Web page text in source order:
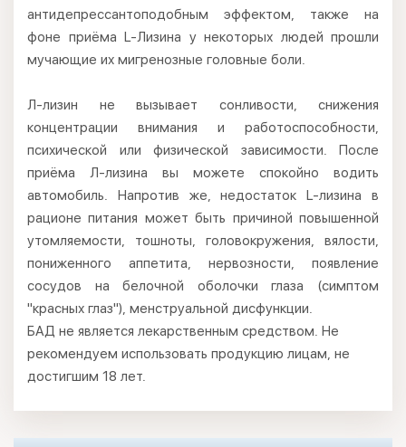
антидепрессантоподобным эффектом, также на
фоне приёма L-Лизина у некоторых людей прошли
мучающие их мигренозные головные боли.
Л-лизин не вызывает сонливости, снижения
концентрации внимания и работоспособности,
психической или физической зависимости. После
приёма Л-лизина вы можете спокойно водить
автомобиль. Напротив же, недостаток L-лизина в
рационе питания может быть причиной повышенной
утомляемости, тошноты, головокружения, вялости,
пониженного аппетита, нервозности, появление
сосудов на белочной оболочки глаза (симптом
"красных глаз"), менструальной дисфункции.
БАД не является лекарственным средством. Не
рекомендуем использовать продукцию лицам, не
достигшим 18 лет.